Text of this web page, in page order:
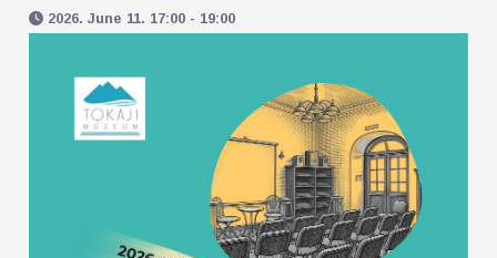
2026. June 11. 17:00 - 19:00